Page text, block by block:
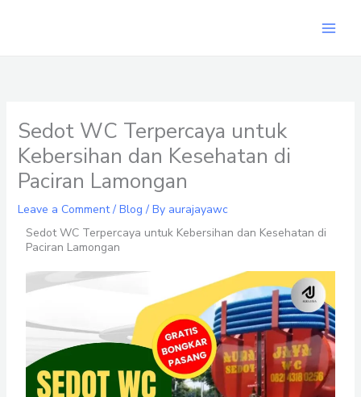
Sedot WC Terpercaya untuk
Kebersihan dan Kesehatan di
Paciran Lamongan
Leave a Comment / Blog / By aurajayawc
Sedot WC Terpercaya untuk Kebersihan dan Kesehatan di
Paciran Lamongan